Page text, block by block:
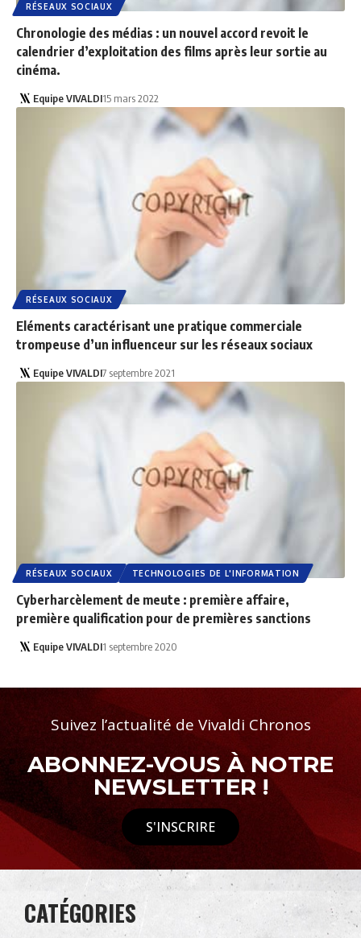
RÉSEAUX SOCIAUX
Chronologie des médias : un nouvel accord revoit le
calendrier d’exploitation des films après leur sortie au
cinéma.
Equipe VIVALDI15 mars 2022
RÉSEAUX SOCIAUX
Eléments caractérisant une pratique commerciale
trompeuse d’un influenceur sur les réseaux sociaux
Equipe VIVALDI7 septembre 2021
RÉSEAUX SOCIAUX TECHNOLOGIES DE L'INFORMATION
Cyberharcèlement de meute : première affaire,
première qualification pour de premières sanctions
Equipe VIVALDI1 septembre 2020
Suivez l’actualité de Vivaldi Chronos
ABONNEZ-VOUS À NOTRE
NEWSLETTER !
S'INSCRIRE
CATÉGORIES